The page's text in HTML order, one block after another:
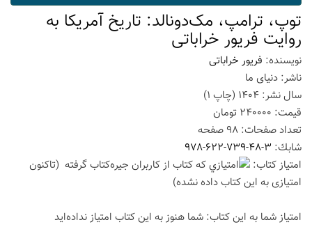
توپ، ترامپ، مک‌دونالد: تاریخ آمریکا به
روایت فریور خراباتی
نویسنده: فریور خراباتی
ناشر: دنیای ما
سال نشر: 1404 (چاپ 1
)
قیمت: 240000 تومان
تعداد صفحات: 98 صفحه
شابك: 978-622-739-48-3
امتیاز كتاب:
(تاكنون
امتیازی به این كتاب داده نشده)
امتیاز شما به این كتاب: شما هنوز به این كتاب امتیاز نداده‌اید